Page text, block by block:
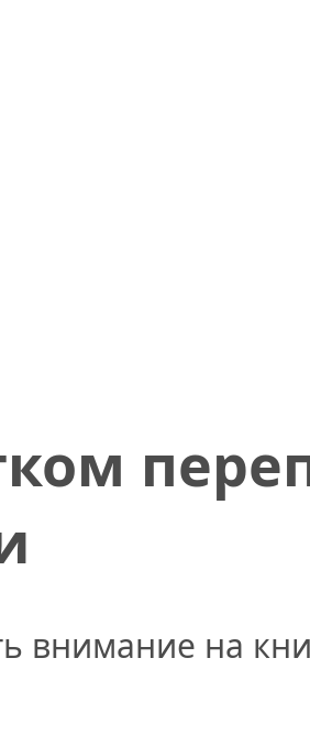
внимание на